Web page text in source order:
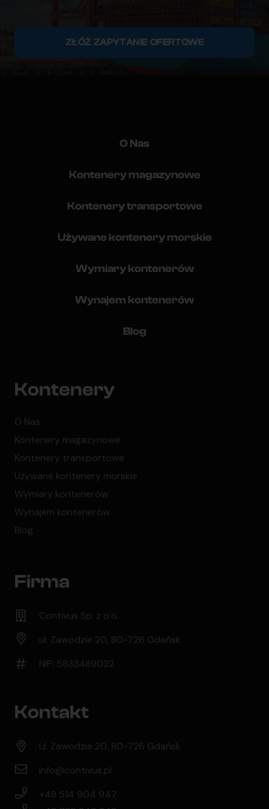
ZŁÓŻ ZAPYTANIE OFERTOWE
O Nas
Kontenery magazynowe
Kontenery transportowe
Używane kontenery morskie
Wymiary kontenerów
Wynajem kontenerów
Blog
Kontenery
O Nas
Kontenery magazynowe
Kontenery transportowe
Używane kontenery morskie
Wymiary kontenerów
Wynajem kontenerów
Blog
Firma
Contivus Sp. z o.o.
ul. Zawodzie 20, 80-726 Gdańsk
NIP: 5833489022
Kontakt
ul. Zawodzie 20, 80-726 Gdańsk
info@contivus.pl
+48 514 904 947